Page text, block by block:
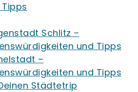
Schlitz –
und Tipps
–
und Tipps
Städtetrip